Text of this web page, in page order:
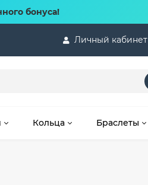
бонуса!
Личный кабинет
Кольца Браслеты